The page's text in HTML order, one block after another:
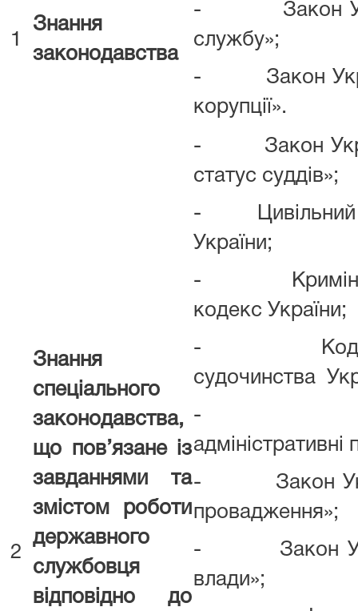
1
Знання
законодавства
- Закон
службу»;
- Закон
корупції».
2
Знання
спеціального
законодавства,
що пов’язане із
завданнями та
змістом роботи
державного
службовця
відповідно до
- Закон
статус суддів»;
- Цивільний
України;
-
кодекс України;
- Кодекс
судочинства
- Кодекс
- Закон
провадження»;
- Закон
влади»;